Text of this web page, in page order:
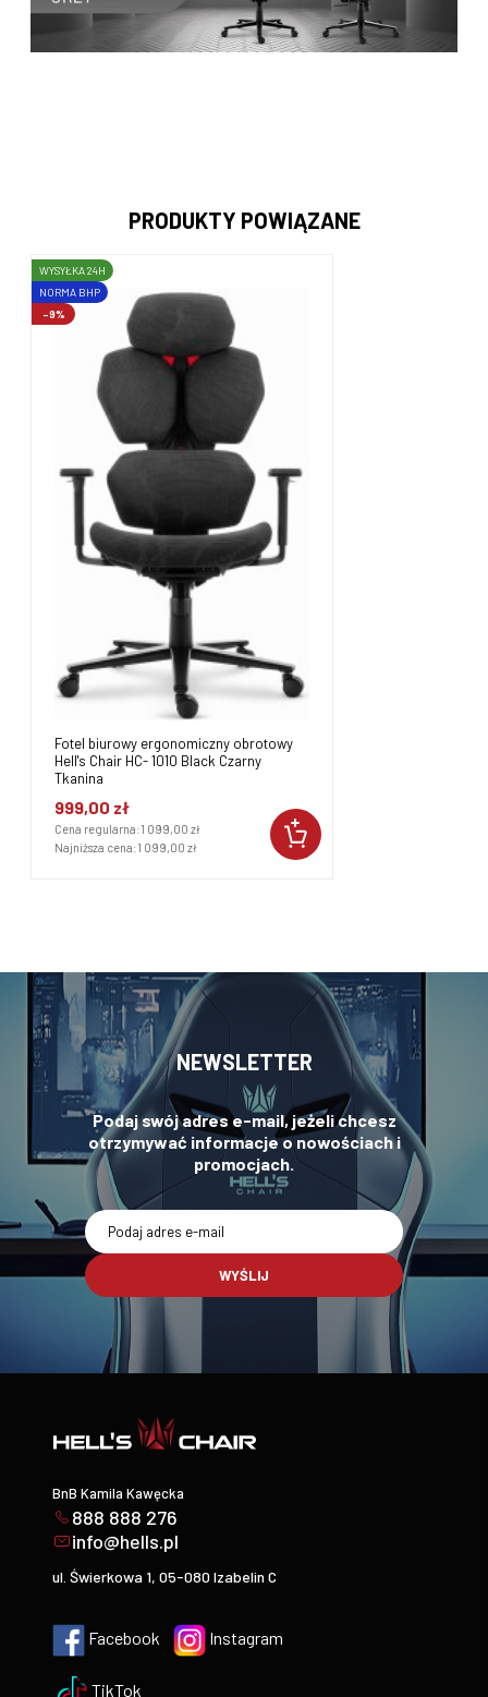
PRODUKTY POWIĄZANE
Fotel biurowy ergonomiczny obrotowy
Hell's Chair HC- 1010 Black Czarny
Tkanina
999,00 zł
Cena regularna:1 099,00 zł
Najniższa cena:1 099,00 zł
-9%
WYSYŁKA 24H
NORMA BHP
NEWSLETTER
Podaj swój adres e-mail, jeżeli chcesz
otrzymywać informacje o nowościach i
promocjach.
WYŚLIJ
BnB Kamila Kawęcka
888 888 276
info@hells.pl
ul. Świerkowa 1, 05-080 Izabelin C
Facebook Instagram
TikTok